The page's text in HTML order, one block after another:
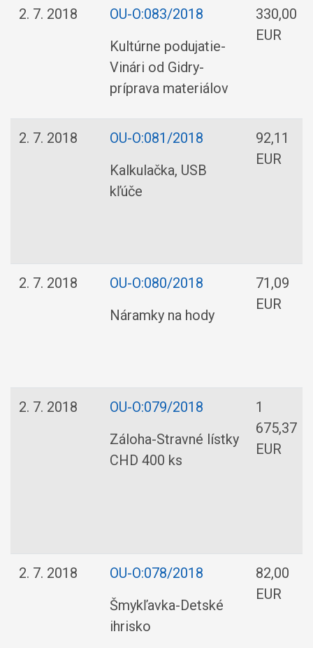
2. 7. 2018
OU-O:083/2018
Kultúrne podujatie-
Vinári od Gidry-
príprava materiálov
330,00
EUR
2. 7. 2018
OU-O:081/2018
Kalkulačka, USB
kľúče
92,11
EUR
2. 7. 2018
OU-O:080/2018
Náramky na hody
71,09
EUR
2. 7. 2018
OU-O:079/2018
Záloha-Stravné lístky
CHD 400 ks
1
675,37
EUR
2. 7. 2018
OU-O:078/2018
Šmykľavka-Detské
ihrisko
82,00
EUR